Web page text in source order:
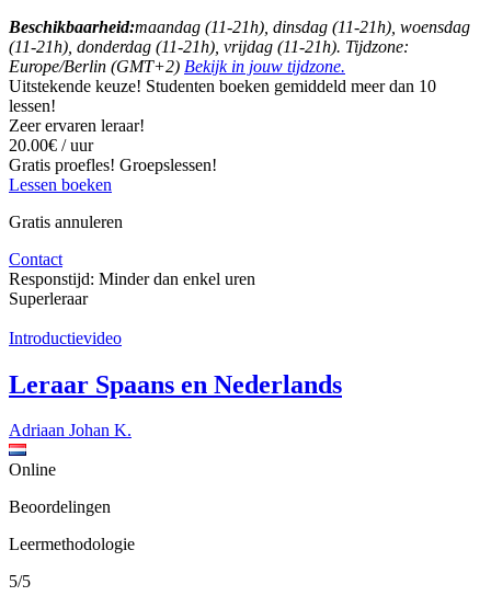
Beschikbaarheid:maandag (11-21h), dinsdag (11-21h), woensdag
(11-21h), donderdag (11-21h), vrijdag (11-21h). Tijdzone:
Europe/Berlin (GMT+2) Bekijk in jouw tijdzone.
Uitstekende keuze! Studenten boeken gemiddeld meer dan 10
lessen!
Zeer ervaren leraar!
20.00€ / uur
Gratis proefles! Groepslessen!
Lessen boeken
Gratis annuleren
Contact
Responstijd: Minder dan enkel uren
Superleraar
Introductievideo
Leraar Spaans en Nederlands
Adriaan Johan K.
Online
Beoordelingen
Leermethodologie
5/5